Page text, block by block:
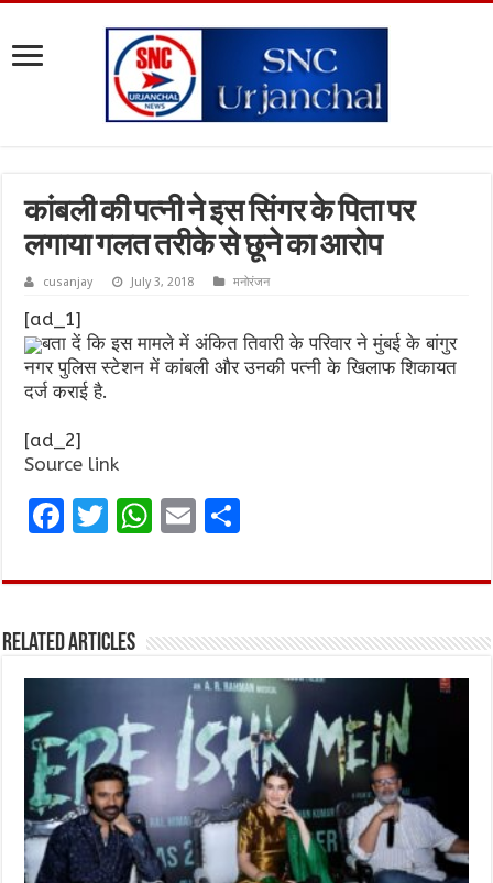
कांबली की पत्नी ने इस सिंगर के पिता पर
लगाया गलत तरीके से छूने का आरोप
cusanjay July 3, 2018 मनोरंजन
[ad_1]
बता दें कि इस मामले में अंकित तिवारी के परिवार ने मुंबई के बांगुर
नगर पुलिस स्टेशन में कांबली और उनकी पत्नी के खिलाफ शिकायत
दर्ज कराई है.
[ad_2]
Source link
F
ce
o
o
k
T
it
r
W
at
A
p
p
E
ai ar
Related Articles